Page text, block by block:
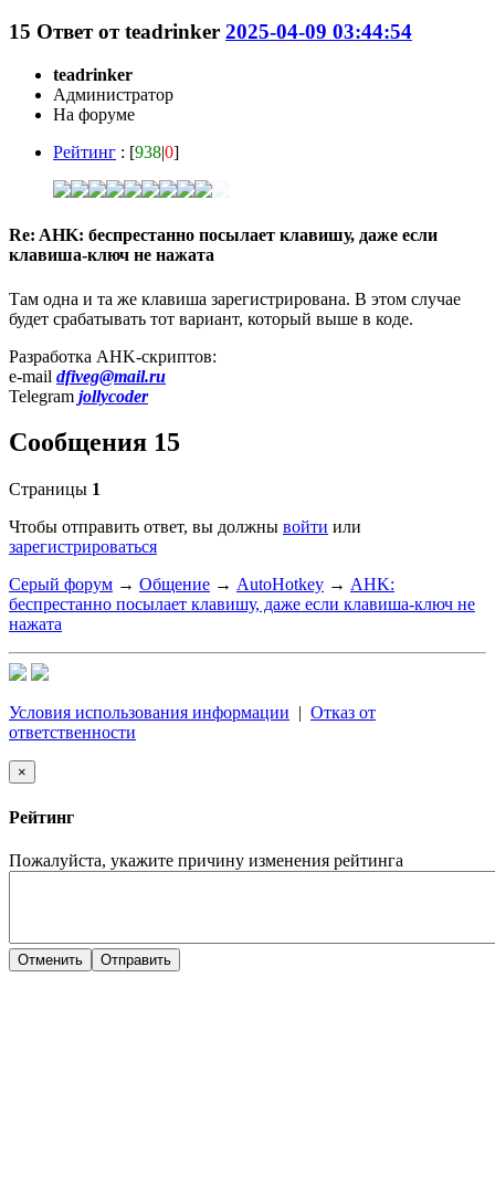
15 Ответ отteadrinker 2025-04-09 03:44:54
teadrinker
Администратор
На форуме
Рейтинг : [938|0]
Re: AHK: беспрестанно посылает клавишу, даже если
клавиша-ключ не нажата
Там одна и та же клавиша зарегистрирована. В этом случае
будет срабатывать тот вариант, который выше в коде.
Разработка AHK-скриптов:
e-mail dfiveg@mail.ru
Telegram jollycoder
Сообщения 15
Страницы 1
Чтобы отправить ответ, вы должны войти или
зарегистрироваться
Серый форум → Общение → AutoHotkey → AHK:
беспрестанно посылает клавишу, даже если клавиша-ключ не
нажата
Условия использования информации | Отказ от
ответственности
×
Рейтинг
Пожалуйста, укажите причину изменения рейтинга
Отменить Отправить